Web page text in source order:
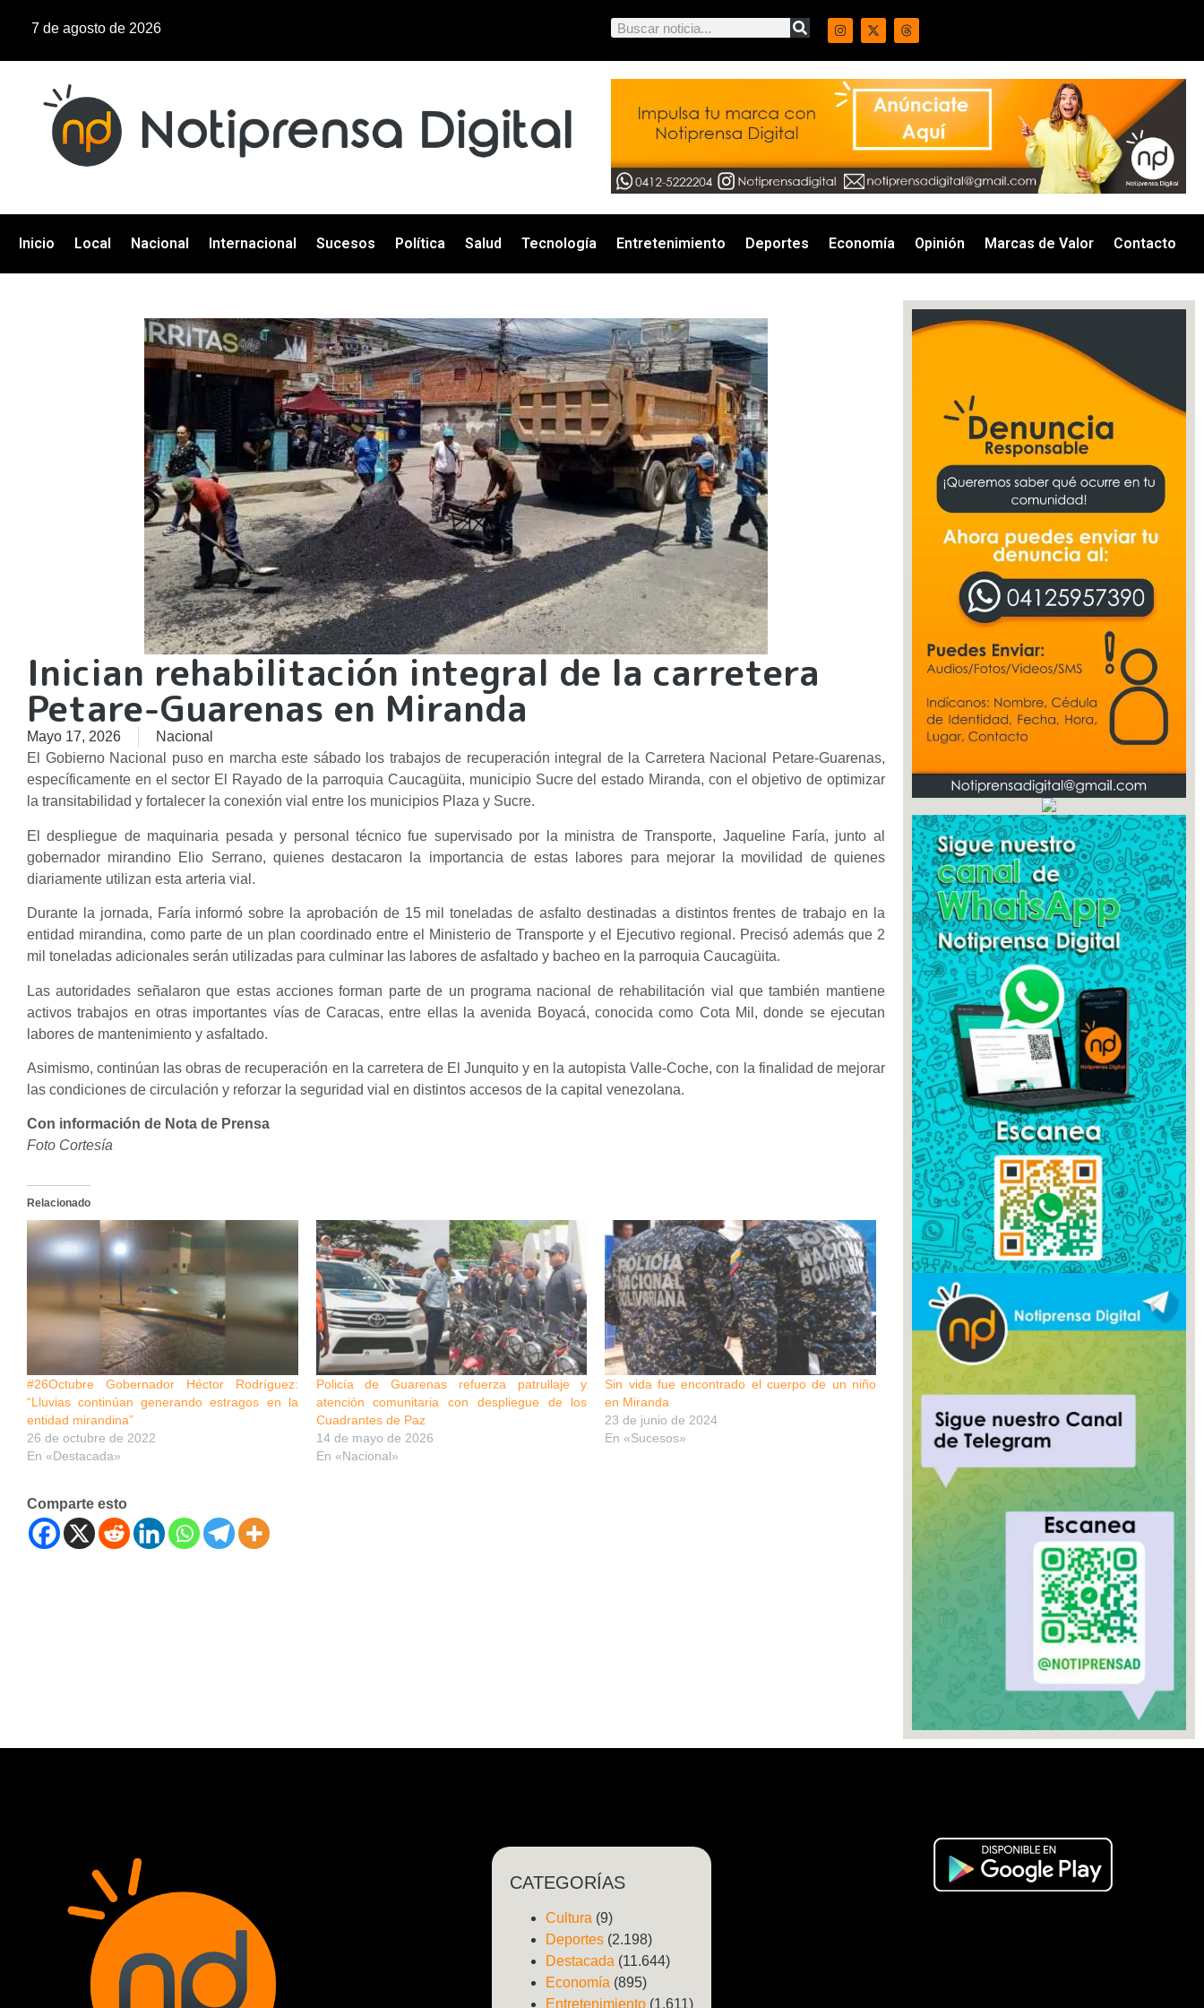
7 de agosto de 2026
Inicio Local Nacional Internacional Sucesos Política Salud Tecnología Entretenimiento Deportes Economía Opinión Marcas de Valor Contacto
Inician rehabilitación integral de la carretera
Petare-Guarenas en Miranda
Mayo 17, 2026
Nacional
El Gobierno Nacional puso en marcha este sábado los trabajos de recuperación integral de la Carretera Nacional Petare-Guarenas,
específicamente en el sector El Rayado de la parroquia Caucagüita, municipio Sucre del estado Miranda, con el objetivo de optimizar
la transitabilidad y fortalecer la conexión vial entre los municipios Plaza y Sucre.
El despliegue de maquinaria pesada y personal técnico fue supervisado por la ministra de Transporte, Jaqueline Faría, junto al
gobernador mirandino Elio Serrano, quienes destacaron la importancia de estas labores para mejorar la movilidad de quienes
diariamente utilizan esta arteria vial.
Durante la jornada, Faría informó sobre la aprobación de 15 mil toneladas de asfalto destinadas a distintos frentes de trabajo en la
entidad mirandina, como parte de un plan coordinado entre el Ministerio de Transporte y el Ejecutivo regional. Precisó además que 2
mil toneladas adicionales serán utilizadas para culminar las labores de asfaltado y bacheo en la parroquia Caucagüita.
Las autoridades señalaron que estas acciones forman parte de un programa nacional de rehabilitación vial que también mantiene
activos trabajos en otras importantes vías de Caracas, entre ellas la avenida Boyacá, conocida como Cota Mil, donde se ejecutan
labores de mantenimiento y asfaltado.
Asimismo, continúan las obras de recuperación en la carretera de El Junquito y en la autopista Valle-Coche, con la finalidad de mejorar
las condiciones de circulación y reforzar la seguridad vial en distintos accesos de la capital venezolana.
Con información de Nota de Prensa
Foto Cortesía
Relacionado
#26Octubre Gobernador Héctor Rodríguez:
“Lluvias continúan generando estragos en la
entidad mirandina”
26 de octubre de 2022
En «Destacada»
Policía de Guarenas refuerza patrullaje y
atención comunitaria con despliegue de los
Cuadrantes de Paz
14 de mayo de 2026
En «Nacional»
Sin vida fue encontrado el cuerpo de un niño
en Miranda
23 de junio de 2024
En «Sucesos»
Comparte esto
CATEGORÍAS
Cultura (9)
Deportes (2.198)
Destacada (11.644)
Economía (895)
Entretenimiento (1.611)